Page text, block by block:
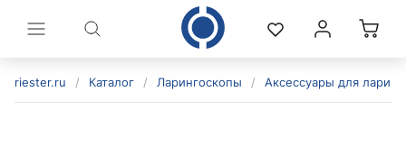
riester.ru / Каталог / Ларингоскопы / Аксессуары для